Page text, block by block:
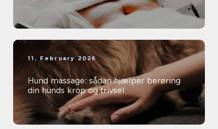
11. February 2026
Hund massage: sådan hjælper berøring
din hunds krop og trivsel